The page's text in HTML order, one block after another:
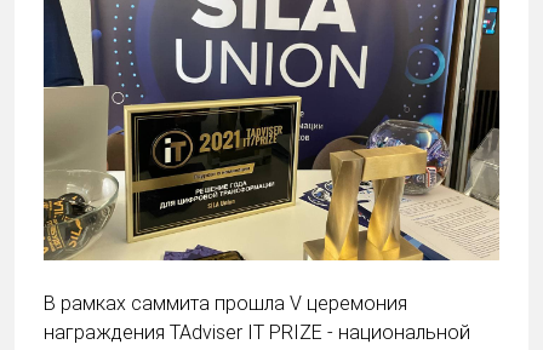
В рамках саммита прошла V церемония
награждения TAdviser IT PRIZE - национальной